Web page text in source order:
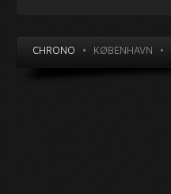
CHRONO • KØBENHAVN •